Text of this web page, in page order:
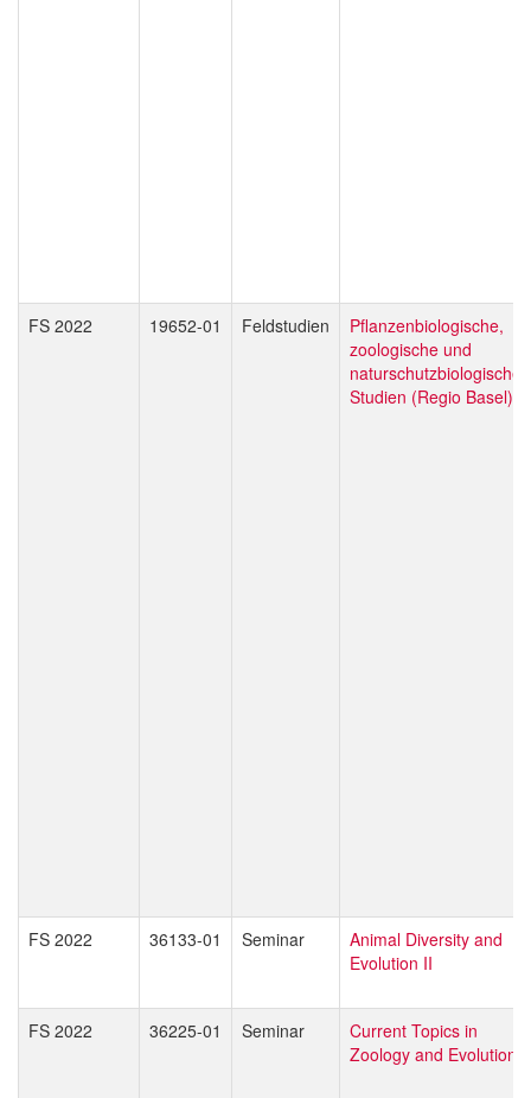
FS 2022 19652-01 Feldstudien
Pflanzenbiologische,
zoologische und
naturschutzbiologische
Studien (Regio Basel)
FS 2022 36133-01 Seminar
Animal Diversity and
Evolution II
FS 2022 36225-01 Seminar
Current Topics in
Zoology and Evolution